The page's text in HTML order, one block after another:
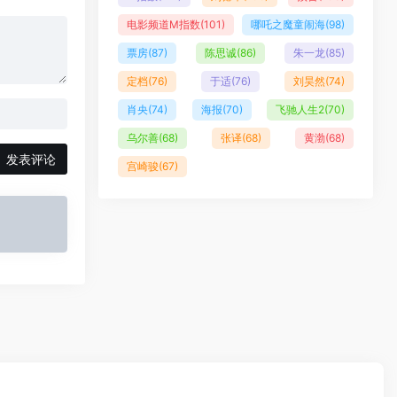
发表评论
电影频道M指数(101) 哪吒之魔童闹海(98)
票房(87) 陈思诚(86) 朱一龙(85)
定档(76) 于适(76) 刘昊然(74)
肖央(74) 海报(70) 飞驰人生2(70)
乌尔善(68) 张译(68) 黄渤(68)
宫崎骏(67)